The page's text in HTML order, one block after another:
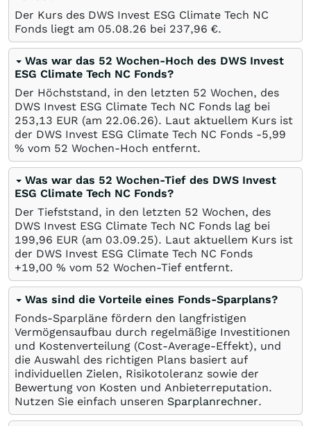
Der Kurs des DWS Invest ESG Climate Tech NC
Fonds liegt am 05.08.26 bei 237,96 €.
Was war das 52 Wochen-Hoch des DWS Invest
ESG Climate Tech NC Fonds?
Der Höchststand, in den letzten 52 Wochen, des
DWS Invest ESG Climate Tech NC Fonds lag bei
253,13 EUR (am 22.06.26). Laut aktuellem Kurs ist
der DWS Invest ESG Climate Tech NC Fonds -5,99
% vom 52 Wochen-Hoch entfernt.
Was war das 52 Wochen-Tief des DWS Invest
ESG Climate Tech NC Fonds?
Der Tiefststand, in den letzten 52 Wochen, des
DWS Invest ESG Climate Tech NC Fonds lag bei
199,96 EUR (am 03.09.25). Laut aktuellem Kurs ist
der DWS Invest ESG Climate Tech NC Fonds
+19,00 % vom 52 Wochen-Tief entfernt.
Was sind die Vorteile eines Fonds-Sparplans?
Fonds-Sparpläne fördern den langfristigen
Vermögensaufbau durch regelmäßige Investitionen
und Kostenverteilung (Cost-Average-Effekt), und
die Auswahl des richtigen Plans basiert auf
individuellen Zielen, Risikotoleranz sowie der
Bewertung von Kosten und Anbieterreputation.
Nutzen Sie einfach unseren Sparplanrechner.